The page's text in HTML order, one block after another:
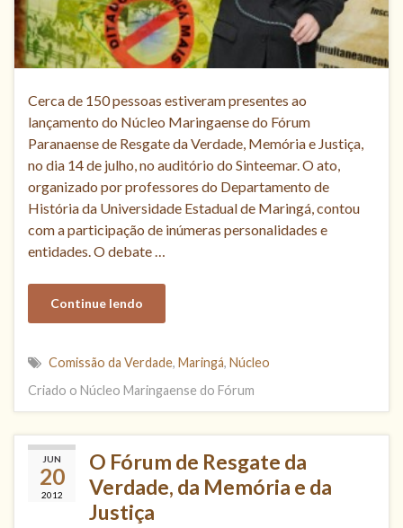
Cerca de 150 pessoas estiveram presentes ao
lançamento do Núcleo Maringaense do Fórum
Paranaense de Resgate da Verdade, Memória e Justiça,
no dia 14 de julho, no auditório do Sinteemar. O ato,
organizado por professores do Departamento de
História da Universidade Estadual de Maringá, contou
com a participação de inúmeras personalidades e
entidades. O debate …
Continue lendo
Comissão da Verdade, Maringá, Núcleo
Criado o Núcleo Maringaense do Fórum
JUN
20
2012
O Fórum de Resgate da
Verdade, da Memória e da
Justiça